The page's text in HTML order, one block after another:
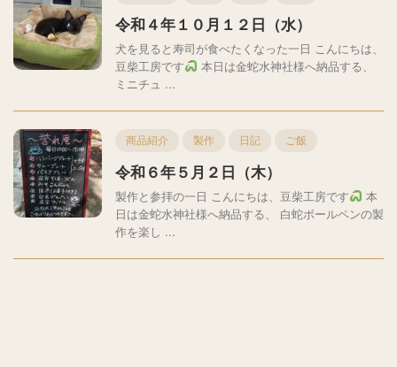
令和４年１０月１２日（水）
犬を見ると寿司が食べたくなった一日 こんにちは、
豆柴工房です
本日は金蛇水神社様へ納品する、
ミニチュ ...
商品紹介 製作 日記 ご飯
令和６年５月２日（木）
製作と参拝の一日 こんにちは、豆柴工房です
本
日は金蛇水神社様へ納品する、 白蛇ボールペンの製
作を楽し ...